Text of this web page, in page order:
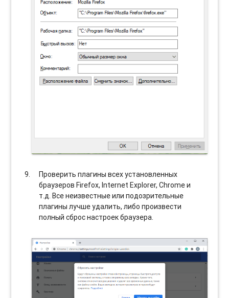
Проверить плагины всех установленных
браузеров Firefox, Internet Explorer, Chrome и
т.д. Все неизвестные или подозрительные
плагины лучше удалить, либо произвести
полный сброс настроек браузера.